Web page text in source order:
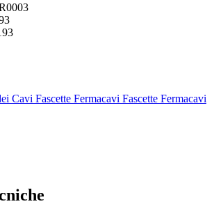
Cavi Fascette Fermacavi Fascette Fermacavi